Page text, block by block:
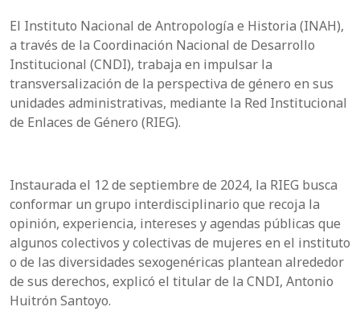
El Instituto Nacional de Antropología e Historia (INAH),
a través de la Coordinación Nacional de Desarrollo
Institucional (CNDI), trabaja en impulsar la
transversalización de la perspectiva de género en sus
unidades administrativas, mediante la Red Institucional
de Enlaces de Género (RIEG).
Instaurada el 12 de septiembre de 2024, la RIEG busca
conformar un grupo interdisciplinario que recoja la
opinión, experiencia, intereses y agendas públicas que
algunos colectivos y colectivas de mujeres en el instituto
o de las diversidades sexogenéricas plantean alrededor
de sus derechos, explicó el titular de la CNDI, Antonio
Huitrón Santoyo.